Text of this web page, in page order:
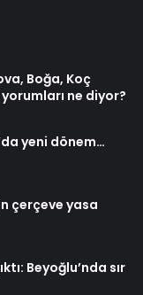
Boğa, Koç
yorumları ne diyor?
yeni dönem…
çerçeve yasa
Beyoğlu’nda sır